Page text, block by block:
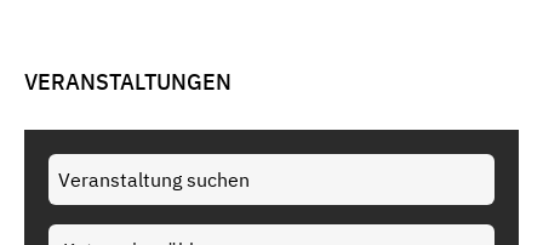
VERANSTALTUNGEN